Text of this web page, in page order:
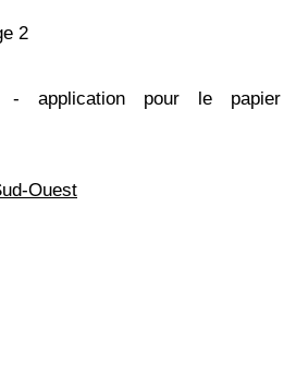
2
- application pour le papier
Ouest